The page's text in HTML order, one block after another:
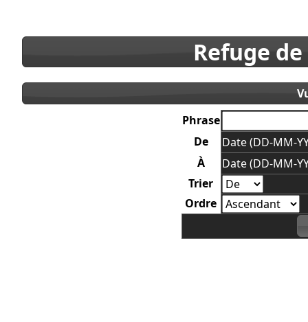
Refuge
Phrase
De
Date (DD-MM-
À
Date (DD-MM-
Trier
Ordre